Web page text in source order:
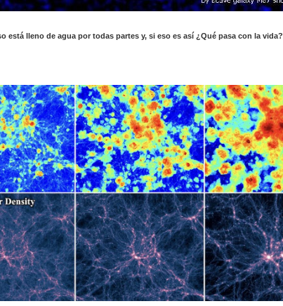
está lleno de agua por todas partes y, si eso es así ¿Qué pasa con la vida?